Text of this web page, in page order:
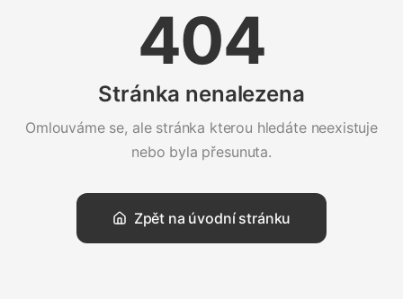
404
Stránka nenalezena
Omlouváme se, ale stránka kterou hledáte neexistuje
nebo byla přesunuta.
Zpět na úvodní stránku